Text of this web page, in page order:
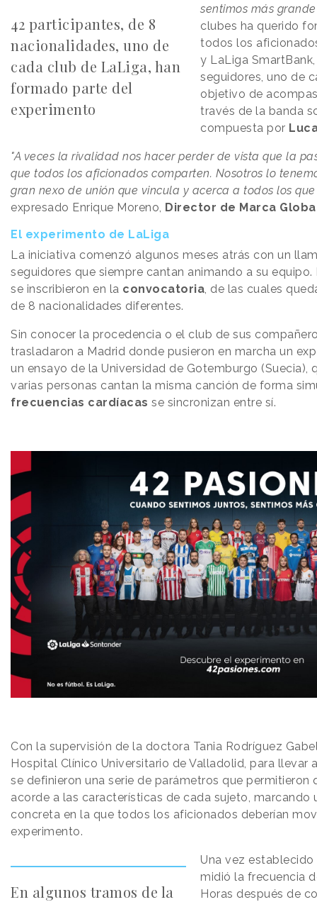
42 participantes, de 8
nacionalidades, uno de
cada club de LaLiga, han
formado parte del
experimento
sentimos más
clubes ha querido
todos los
y LaLiga
seguidores, uno de
objetivo de
través de la banda
compuesta por
"A veces la rivalidad nos hacer perder de vista que la
que todos los aficionados comparten. Nosotros lo
gran nexo de unión que vincula y acerca a todos los
expresado Enrique Moreno, Director de Marca
El experimento de LaLiga
La iniciativa comenzó algunos meses atrás con un
seguidores que siempre cantan animando a su
se inscribieron en la convocatoria , de las cuales
de 8 nacionalidades diferentes.
Sin conocer la procedencia o el club de sus
trasladaron a Madrid donde pusieron en marcha un
un ensayo de la Universidad de Gotemburgo (Suecia),
varias personas cantan la misma canción de forma
frecuencias cardíacas se sincronizan entre sí.
Con la supervisión de la doctora Tania Rodríguez
Hospital Clínico Universitario de Valladolid, para llevar
se definieron una serie de parámetros que permitieron
acorde a las características de cada sujeto, marcando
concreta en la que todos los aficionados deberían
experimento.
En algunos tramos de la
Una vez
midió la frecuencia
Horas después de